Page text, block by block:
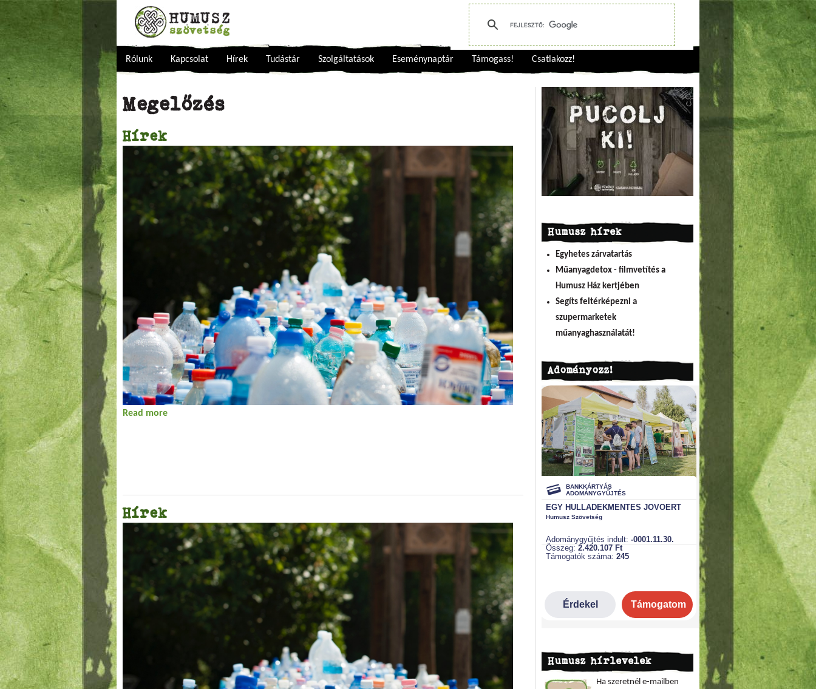
Rólunk Kapcsolat Hírek Tudástár Szolgáltatások Eseménynaptár Támogass! Csatlakozz!
Megelőzés
Hírek
Read more
Hírek
Humusz hírek
Egyhetes zárvatartás
Műanyagdetox - filmvetítés a
Humusz Ház kertjében
Segíts feltérképezni a
szupermarketek
műanyaghasználatát!
Adományozz!
Humusz hírlevelek
Ha szeretnél e-mailben